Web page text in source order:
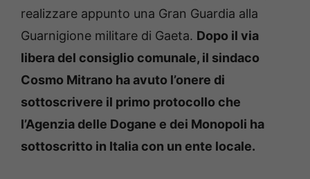
realizzare appunto una Gran Guardia alla
Guarnigione militare di Gaeta. Dopo il via
libera del consiglio comunale, il sindaco
Cosmo Mitrano ha avuto l’onere di
sottoscrivere il primo protocollo che
l’Agenzia delle Dogane e dei Monopoli ha
sottoscritto in Italia con un ente locale.